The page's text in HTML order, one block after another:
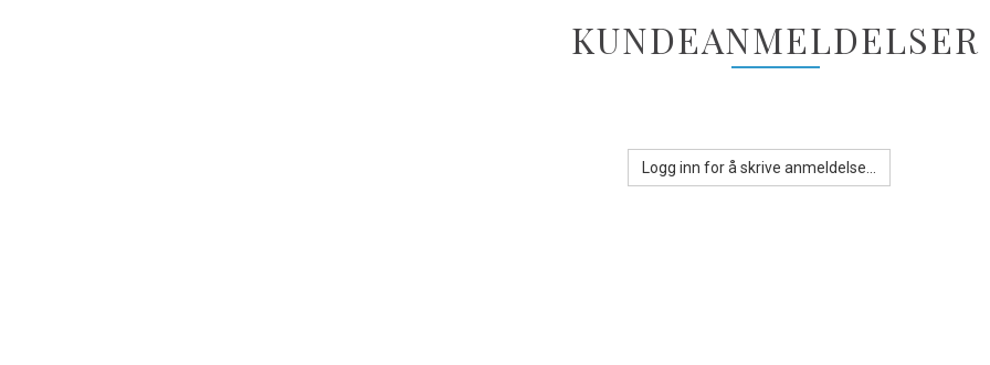
KUNDEANMELDELSER
Logg inn for å skrive anmeldelse...